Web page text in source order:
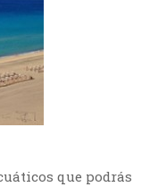
que podrás